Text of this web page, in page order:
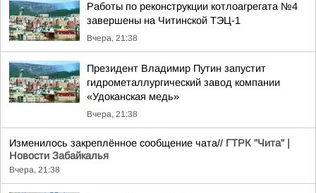
Работы по реконструкции котлоагрегата №4
завершены на Читинской ТЭЦ-1
Вчера, 21:38
Президент Владимир Путин запустит
гидрометаллургический завод компании
«Удоканская медь»
Вчера, 21:38
Изменилось закреплённое сообщение чата// ГТРК "Чита" |
Новости Забайкалья
Вчера, 21:38